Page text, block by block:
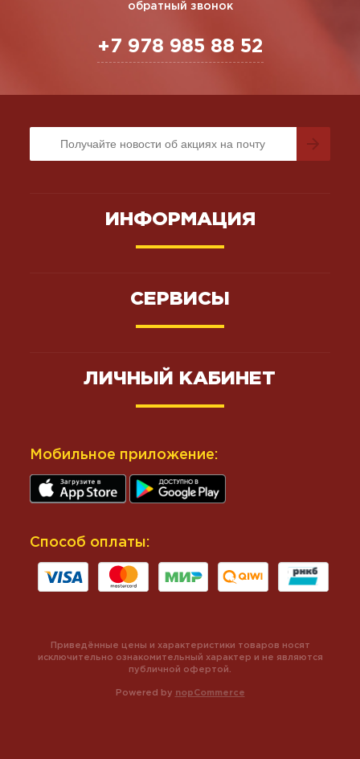
обратный звонок
+7 978 985 88 52
ИНФОРМАЦИЯ
СЕРВИСЫ
ЛИЧНЫЙ КАБИНЕТ
Мобильное приложение:
Способ оплаты:
Powered by nopCommerce
Приведённые цены и характеристики товаров носят
исключительно ознакомительный характер и не являются
публичной офертой.